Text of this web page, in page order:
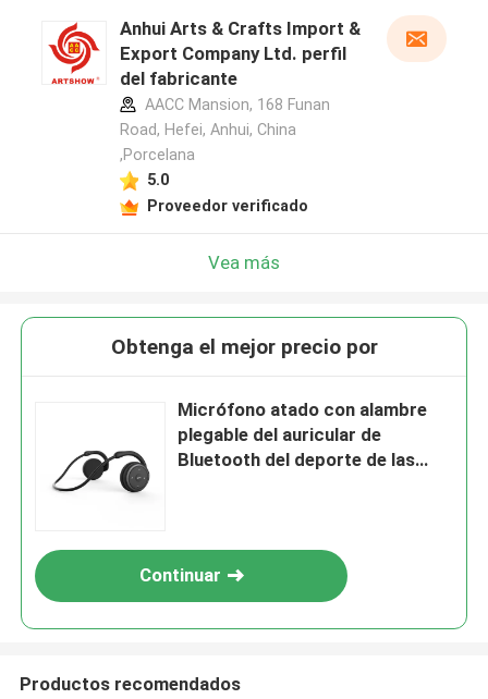
Anhui Arts & Crafts Import &
Export Company Ltd. perfil
del fabricante
AACC Mansion, 168 Funan
Road, Hefei, Anhui, China
,Porcelana
5.0
Proveedor verificado
Vea más
Obtenga el mejor precio por
Micrófono atado con alambre
plegable del auricular de
Bluetooth del deporte de las
Continuar
Productos recomendados